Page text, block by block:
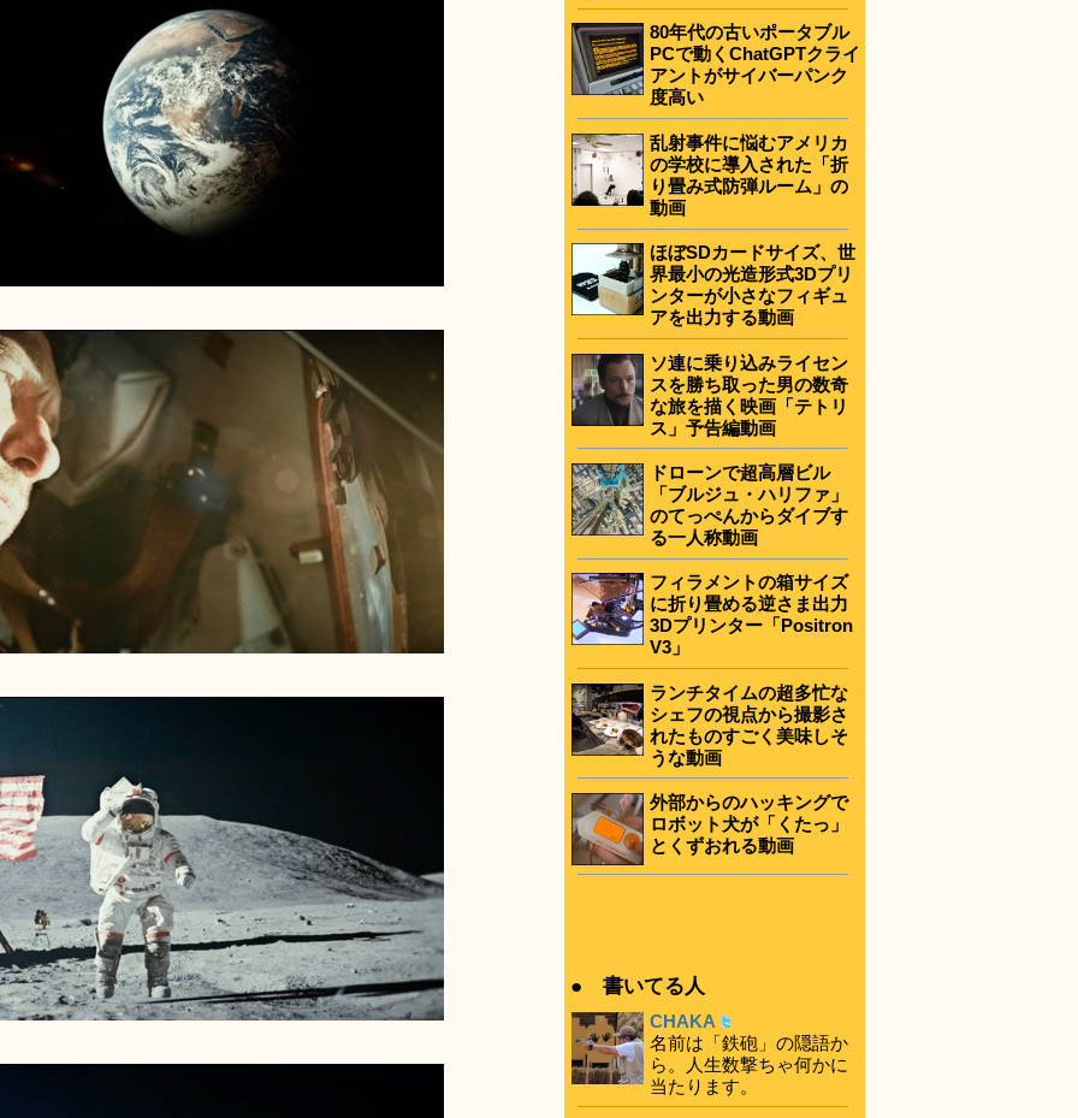
80年代の古いポータブル
PCで動くChatGPTクライ
アントがサイバーパンク
度高い
乱射事件に悩むアメリカ
の学校に導入された「折
り畳み式防弾ルーム」の
動画
ほぼSDカードサイズ、世
界最小の光造形式3Dプリ
ンターが小さなフィギュ
アを出力する動画
ソ連に乗り込みライセン
スを勝ち取った男の数奇
な旅を描く映画「テトリ
ス」予告編動画
ドローンで超高層ビル
「ブルジュ・ハリファ」
のてっぺんからダイブす
る一人称動画
フィラメントの箱サイズ
に折り畳める逆さま出力
3Dプリンター「Positron
V3」
ランチタイムの超多忙な
シェフの視点から撮影さ
れたものすごく美味しそ
うな動画
外部からのハッキングで
ロボット犬が「くたっ」
とくずおれる動画
● 書いてる人
CHAKA
名前は「鉄砲」の隠語か
ら。人生数撃ちゃ何かに
当たります。